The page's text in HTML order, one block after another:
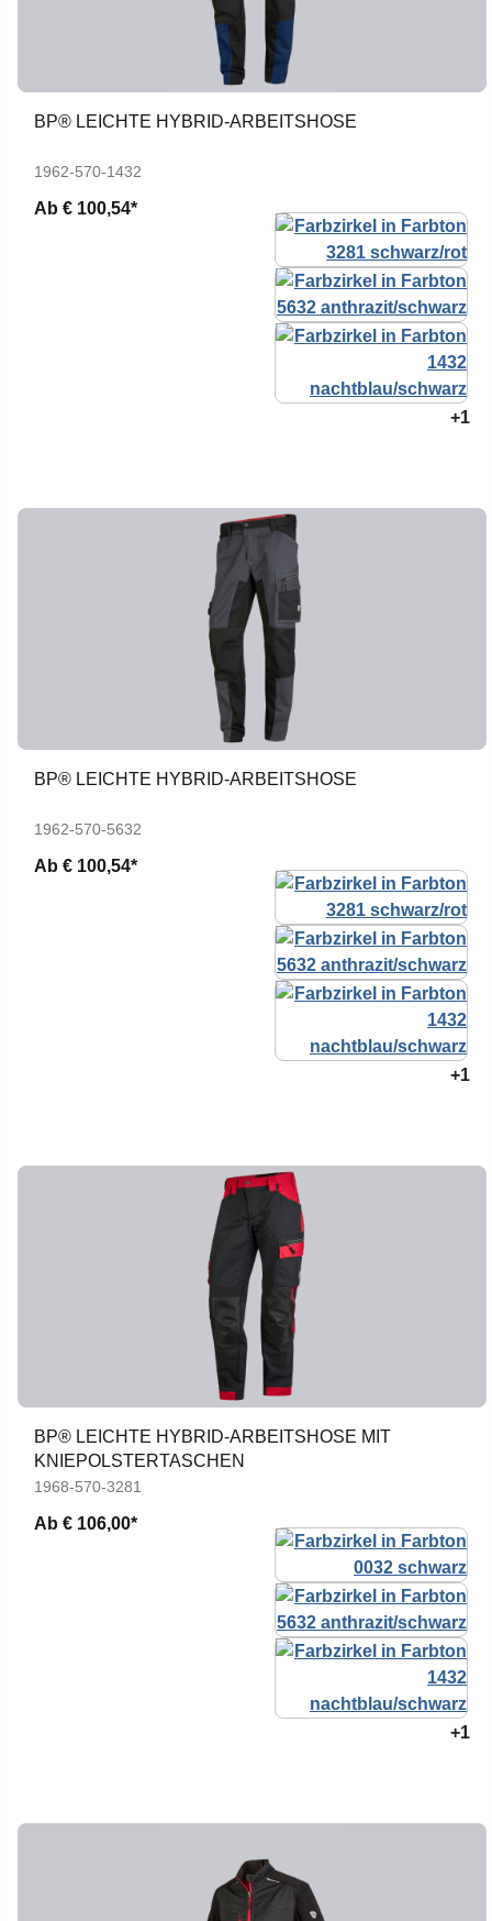
BP® LEICHTE HYBRID-ARBEITSHOSE
1962-570-1432
Ab € 100,54*
+1
BP® LEICHTE HYBRID-ARBEITSHOSE
1962-570-5632
Ab € 100,54*
+1
BP® LEICHTE HYBRID-ARBEITSHOSE MIT
KNIEPOLSTERTASCHEN
1968-570-3281
Ab € 106,00*
+1